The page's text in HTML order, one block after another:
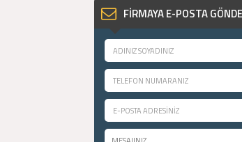
FİRMAYA E-POSTA